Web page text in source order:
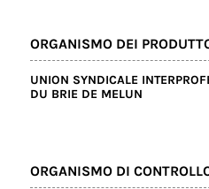
ORGANISMO DEI
UNION SYNDICALE
DU BRIE DE MELUN
ORGANISMO DI